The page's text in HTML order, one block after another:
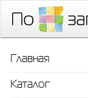
Главная
Каталог